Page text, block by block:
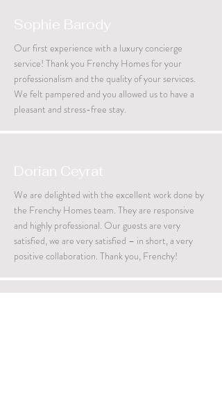
Sophie Barody
Our first experience with a luxury concierge
service! Thank you Frenchy Homes for your
professionalism and the quality of your services.
We felt pampered and you allowed us to have a
pleasant and stress-free stay.
Dorian Ceyrat
We are delighted with the excellent work done by
the Frenchy Homes team. They are responsive
and highly professional. Our guests are very
satisfied, we are very satisfied – in short, a very
positive collaboration. Thank you, Frenchy!